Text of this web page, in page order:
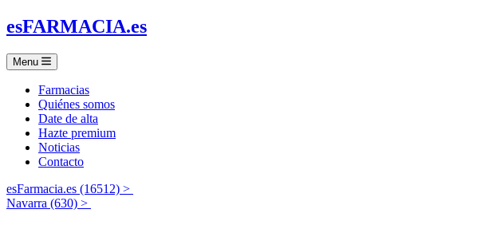
esFARMACIA.es
Menu
Farmacias
Quiénes somos
Date de alta
Hazte premium
Noticias
Contacto
esFarmacia.es (16512) >
Navarra (630) >